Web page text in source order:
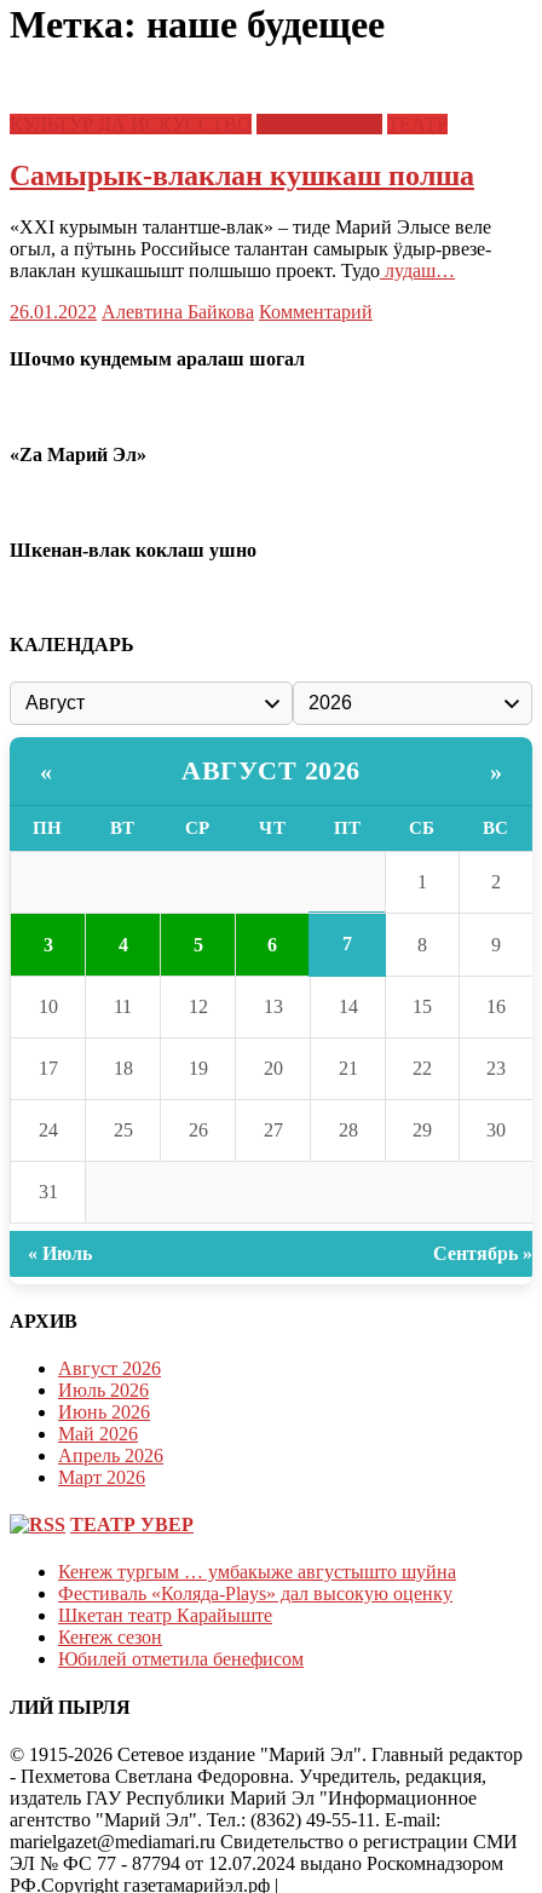
Метка: наше будещее
Самырык-влаклан кушкаш полша
«XXI курымын талантше-влак» – тиде Марий Элысе веле
огыл, а пӱтынь Российысе талантан самырык ӱдыр-рвезе-
влаклан кушкашышт полшышо проект. Тудо лудаш…
26.01.2022 Алевтина Байкова Комментарий
Шочмо кундемым аралаш шогал
«Zа Марий Эл»
Шкенан-влак коклаш ушно
КАЛЕНДАРЬ
« АВГУСТ 2026 »
ПН ВТ СР ЧТ ПТ СБ ВС
1 2
3 4 5 6 7 8 9
10 11 12 13 14 15 16
17 18 19 20 21 22 23
24 25 26 27 28 29 30
31
« Июль Сентябрь »
АРХИВ
Август 2026
Июль 2026
Июнь 2026
Май 2026
Апрель 2026
Март 2026
ТЕАТР УВЕР
Кеҥеж тургым … умбакыже августышто шуйна
Фестиваль «Коляда-Plays» дал высокую оценку
Шкетан театр Карайыште
Кеҥеж сезон
Юбилей отметила бенефисом
ЛИЙ ПЫРЛЯ
© 1915-2026 Сетевое издание "Марий Эл". Главный редактор
- Пехметова Светлана Федоровна. Учредитель, редакция,
издатель ГАУ Республики Марий Эл "Информационное
агентство "Марий Эл". Тел.: (8362) 49-55-11. E-mail:
marielgazet@mediamari.ru Свидетельство о регистрации СМИ
ЭЛ № ФС 77 - 87794 от 12.07.2024 выдано Роскомнадзором
РФ.Copyright газетамарийэл.рф |